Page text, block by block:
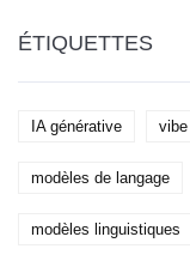
ÉTIQUETTES
IA générative
modèles de langage
modèles linguistiques